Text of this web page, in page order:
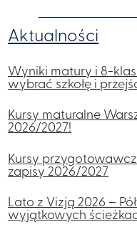
Aktualności
Wyniki matury i 8-
wybrać szkołę i
Kursy maturalne
2026/2027!
Kursy
zapisy 2026/2027
Lato z Vizją 2026 –
wyjątkowych